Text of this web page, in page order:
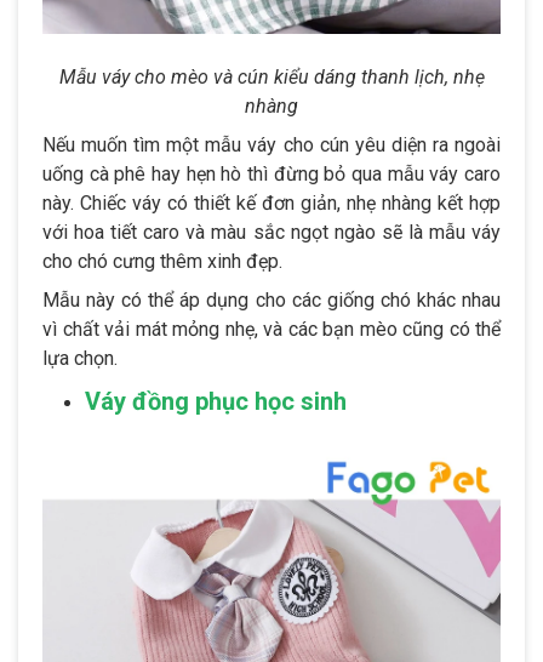
Mẫu váy cho mèo và cún kiểu dáng thanh lịch, nhẹ
nhàng
Nếu muốn tìm một mẫu váy cho cún yêu diện ra ngoài
uống cà phê hay hẹn hò thì đừng bỏ qua mẫu váy caro
này. Chiếc váy có thiết kế đơn giản, nhẹ nhàng kết hợp
với hoa tiết caro và màu sắc ngọt ngào sẽ là mẫu váy
cho chó cưng thêm xinh đẹp.
Mẫu này có thể áp dụng cho các giống chó khác nhau
vì chất vải mát mỏng nhẹ, và các bạn mèo cũng có thể
lựa chọn.
Váy đồng phục học sinh